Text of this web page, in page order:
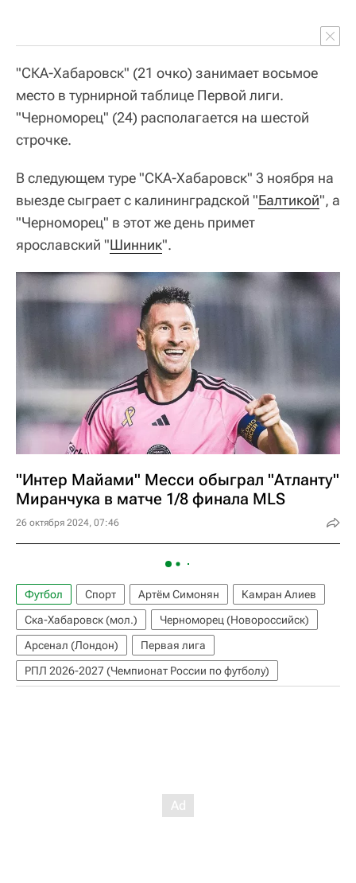
"СКА-Хабаровск" (21 очко) занимает восьмое
место в турнирной таблице Первой лиги.
"Черноморец" (24) располагается на шестой
строчке.
В следующем туре "СКА-Хабаровск" 3 ноября на
выезде сыграет с калининградской "Балтикой", а
"Черноморец" в этот же день примет
ярославский "Шинник".
"Интер Майами" Месси обыграл "Атланту"
Миранчука в матче 1/8 финала MLS
26 октября 2024, 07:46
Футбол Спорт Артём Симонян
Камран Алиев
Ска-Хабаровск (мол.)
Черноморец (Новороссийск)
Арсенал (Лондон)
Первая лига
РПЛ 2026-2027 (Чемпионат России по футболу)